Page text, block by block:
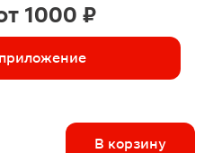
1000 ₽
В корзину